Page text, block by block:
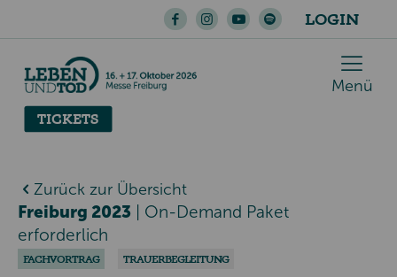
LOGIN
TICKETS
Menü
Zurück zur Übersicht
Freiburg 2023
On-Demand Paket
erforderlich
FACHVORTRAG TRAUERBEGLEITUNG